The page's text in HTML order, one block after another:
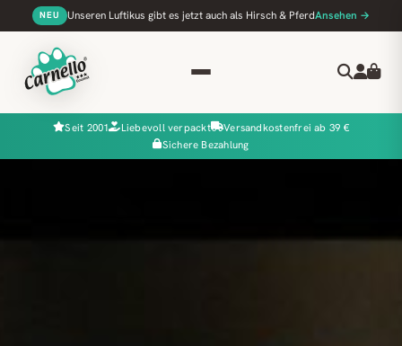
NEU Unseren Luftikus gibt es jetzt auch als Hirsch & PferdAnsehen →
Seit 2001 Liebevoll verpackt
Versandkostenfrei ab 39 €
Sichere Bezahlung